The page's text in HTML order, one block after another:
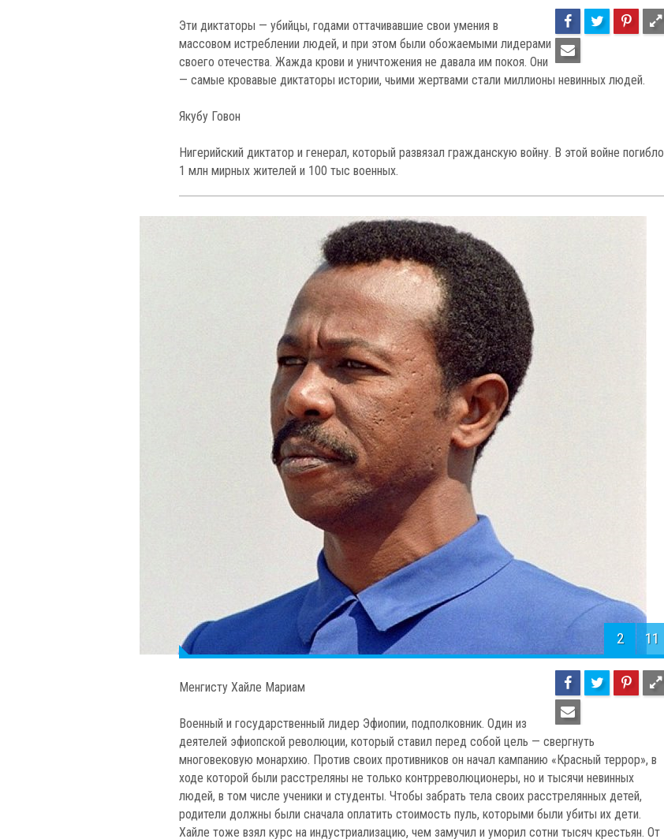
Эти диктаторы — убийцы, годами оттачивавшие свои умения в
массовом истреблении людей, и при этом были обожаемыми лидерами
своего отечества. Жажда крови и уничтожения не давала им покоя. Они
— самые кровавые диктаторы истории, чьими жертвами стали миллионы невинных людей.
Якубу Говон
Нигерийский диктатор и генерал, который развязал гражданскую войну. В этой войне погибло
1 млн мирных жителей и 100 тыс военных.
2 11
Менгисту Хайле Мариам
Военный и государственный лидер Эфиопии, подполковник. Один из
деятелей эфиопской революции, который ставил перед собой цель — свергнуть
многовековую монархию. Против своих противников он начал кампанию «Красный террор», в
ходе которой были расстреляны не только контрреволюционеры, но и тысячи невинных
людей, в том числе ученики и студенты. Чтобы забрать тела своих расстрелянных детей,
родители должны были сначала оплатить стоимость пуль, которыми были убиты их дети.
Хайле тоже взял курс на индустриализацию, чем замучил и уморил сотни тысяч крестьян. От